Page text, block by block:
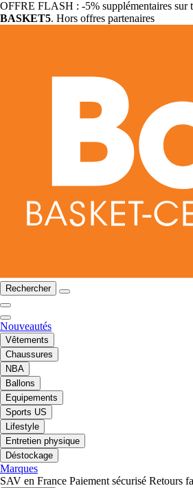
OFFRE FLASH : -5% supplémentaires sur
BASKET5. Hors offres partenaires
Rechercher
Nouveautés
Vêtements
Chaussures
NBA
Ballons
Equipements
Sports US
Lifestyle
Entretien physique
Déstockage
Marques
SAV en France Paiement sécurisé Retours